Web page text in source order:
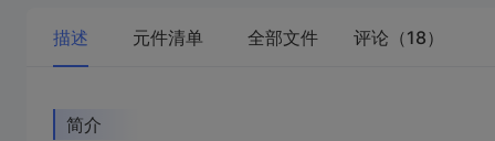
描述 元件清单 全部文件 评论（18）
简介